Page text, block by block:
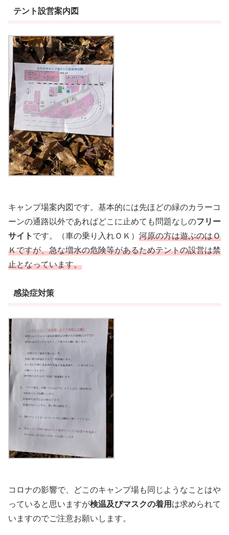
テント設営案内図
キャンプ場案内図です。基本的には先ほどの緑のカラーコ
ーンの通路以外であればどこに止めても問題なしのフリー
サイトです。（車の乗り入れＯＫ） 河原の方は遊ぶのはＯ
Ｋですが、急な増水の危険等があるためテントの設営は禁
止となっています。
感染症対策
コロナの影響で、どこのキャンプ場も同じようなことはや
っていると思いますが検温及びマスクの着用は求められて
いますのでご注意お願いします。